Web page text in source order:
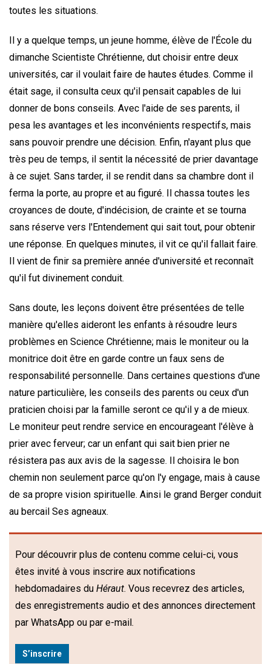
toutes les situations.
Il y a quelque temps, un jeune homme, élève de l'École du
dimanche Scientiste Chrétienne, dut choisir entre deux
universités, car il voulait faire de hautes études. Comme il
était sage, il consulta ceux qu'il pensait capables de lui
donner de bons conseils. Avec l'aide de ses parents, il
pesa les avantages et les inconvénients respectifs, mais
sans pouvoir prendre une décision. Enfin, n'ayant plus que
très peu de temps, il sentit la nécessité de prier davantage
à ce sujet. Sans tarder, il se rendit dans sa chambre dont il
ferma la porte, au propre et au figuré. Il chassa toutes les
croyances de doute, d'indécision, de crainte et se tourna
sans réserve vers l'Entendement qui sait tout, pour obtenir
une réponse. En quelques minutes, il vit ce qu'il fallait faire.
Il vient de finir sa première année d'université et reconnaît
qu'il fut divinement conduit.
Sans doute, les leçons doivent être présentées de telle
manière qu'elles aideront les enfants à résoudre leurs
problèmes en Science Chrétienne; mais le moniteur ou la
monitrice doit être en garde contre un faux sens de
responsabilité personnelle. Dans certaines questions d'une
nature particulière, les conseils des parents ou ceux d'un
praticien choisi par la famille seront ce qu'il y a de mieux.
Le moniteur peut rendre service en encourageant l'élève à
prier avec ferveur; car un enfant qui sait bien prier ne
résistera pas aux avis de la sagesse. Il choisira le bon
chemin non seulement parce qu'on l'y engage, mais à cause
de sa propre vision spirituelle. Ainsi le grand Berger conduit
au bercail Ses agneaux.
Pour découvrir plus de contenu comme celui-ci, vous
êtes invité à vous inscrire aux notifications
hebdomadaires du Héraut. Vous recevrez des articles,
des enregistrements audio et des annonces directement
par WhatsApp ou par e-mail.
S’inscrire